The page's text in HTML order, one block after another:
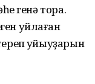
генә тора.
уйлаған
ҡуйыуҙарын